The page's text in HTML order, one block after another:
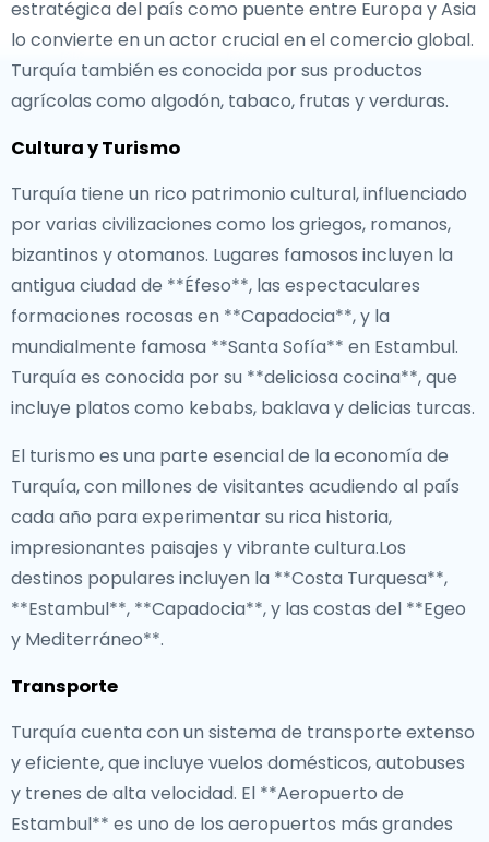
estratégica del país como puente entre Europa y Asia
lo convierte en un actor crucial en el comercio global.
Turquía también es conocida por sus productos
agrícolas como algodón, tabaco, frutas y verduras.
Cultura y Turismo
Turquía tiene un rico patrimonio cultural, influenciado
por varias civilizaciones como los griegos, romanos,
bizantinos y otomanos. Lugares famosos incluyen la
antigua ciudad de **Éfeso**, las espectaculares
formaciones rocosas en **Capadocia**, y la
mundialmente famosa **Santa Sofía** en Estambul.
Turquía es conocida por su **deliciosa cocina**, que
incluye platos como kebabs, baklava y delicias turcas.
El turismo es una parte esencial de la economía de
Turquía, con millones de visitantes acudiendo al país
cada año para experimentar su rica historia,
impresionantes paisajes y vibrante cultura.Los
destinos populares incluyen la **Costa Turquesa**,
**Estambul**, **Capadocia**, y las costas del **Egeo
y Mediterráneo**.
Transporte
Turquía cuenta con un sistema de transporte extenso
y eficiente, que incluye vuelos domésticos, autobuses
y trenes de alta velocidad. El **Aeropuerto de
Estambul** es uno de los aeropuertos más grandes